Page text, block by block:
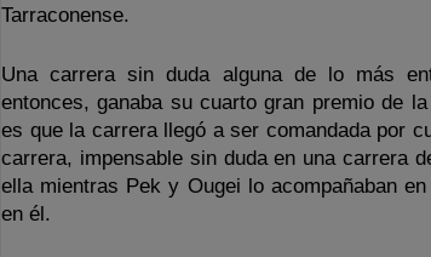
Tarraconense.
Una carrera sin duda alguna de lo más
entonces, ganaba su cuarto gran premio de
es que la carrera llegó a ser comandada por
carrera, impensable sin duda en una carrera
ella mientras Pek y Ougei lo acompañaban
en él.